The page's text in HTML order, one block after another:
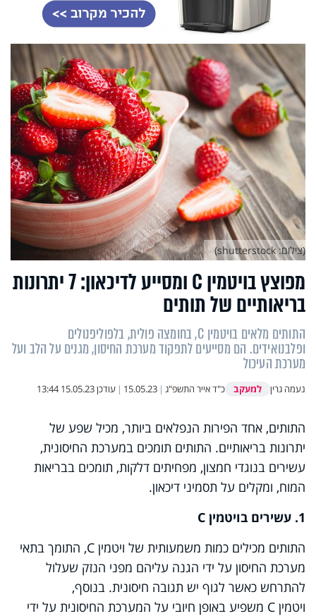
מפוצץ בויטמין C ומסייע לדיכאון: 7 יתרונות
בריאותיים של תותים
התותים מלאים בויטמין C, בחומצה פולית, בלפוליפנולים
ופלבנואידים. הם מסייעים לתפקוד מערכת החיסון, מגנים על הלב ועל
מערכת העיכול
נעמה גרין למעקב כ"ד אייר התשפ"ג |
15.05.23
| עודכן15.05.23 13:44
(צילום: shutterstock)
התותים, אחד הפירות הנפלאים ביותר, מכיל שפע של
יתרונות בריאותיים. התותים תומכים במערכת החיסונית,
עשירים בנוגדי חמצון, מפחיתים דלקות, תומכים בבריאות
המוח, ומקלים על תסמיני דיכאון.
1. עשירים בויטמין
C
התותים מכילים כמות משמעותית של ויטמין C, התומך בתאי
מערכת החיסון על ידי הגנה עליהם מפני הנזק שעלול
להתרחש כאשר לגוף יש תגובה חיסונית. בנוסף,
ויטמין C משפיע באופן חיובי על המערכת החיסונית על ידי